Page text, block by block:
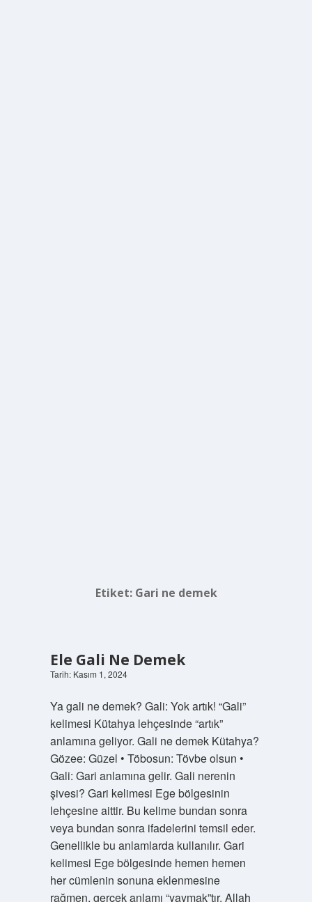
Etiket: Gari ne demek
Ele Gali Ne Demek
Tarih: Kasım 1, 2024
Ya gali ne demek? Gali: Yok artık! “Gali”
kelimesi Kütahya lehçesinde “artık”
anlamına geliyor. Gali ne demek Kütahya?
Gözee: Güzel • Töbosun: Tövbe olsun •
Gali: Gari anlamına gelir. Gali nerenin
şivesi? Gari kelimesi Ege bölgesinin
lehçesine aittir. Bu kelime bundan sonra
veya bundan sonra ifadelerini temsil eder.
Genellikle bu anlamlarda kullanılır. Gari
kelimesi Ege bölgesinde hemen hemen
her cümlenin sonuna eklenmesine
rağmen, gerçek anlamı “yaymak”tır. Allah